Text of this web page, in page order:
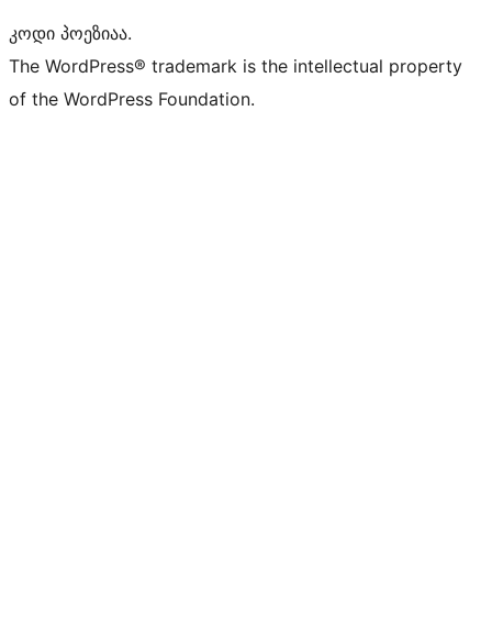
კოდი პოეზიაა.
The WordPress® trademark is the intellectual property
of the WordPress Foundation.